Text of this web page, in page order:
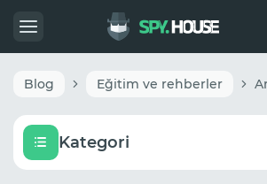
Blog Eğitim ve rehberler
Kategori